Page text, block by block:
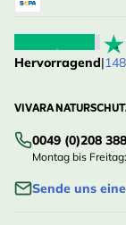
Hervorragend|
VIVARA
0049 (0)208
Montag bis
Sende uns